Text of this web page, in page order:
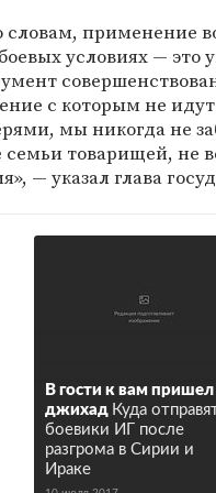
словам, применение
условиях — это
с которым не
мы никогда не
семьи товарищей, не
— указал глава
В гости к вам пришел
джихад Куда
боевики ИГ после
разгрома в Сирии и
Ираке